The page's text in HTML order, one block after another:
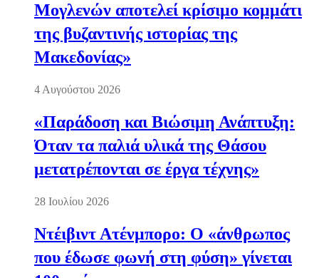
Μογλενών αποτελεί κρίσιμο κομμάτι
της βυζαντινής ιστορίας της
Μακεδονίας»
4 Αυγούστου 2026
«Παράδοση και Βιώσιμη Ανάπτυξη:
Όταν τα παλιά υλικά της Θάσου
μετατρέπονται σε έργα τέχνης»
28 Ιουλίου 2026
Ντέιβιντ Ατένμπορο: Ο «άνθρωπος
που έδωσε φωνή στη φύση» γίνεται